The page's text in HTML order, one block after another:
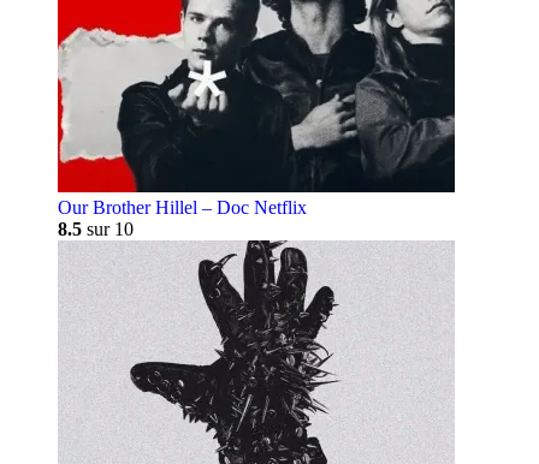
Our Brother Hillel – Doc Netflix
8.5 sur 10